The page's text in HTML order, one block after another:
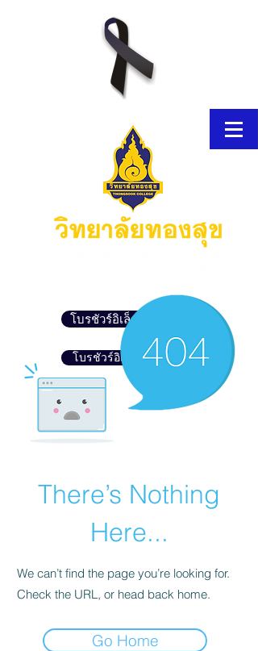
โบรชัวร์อิเล็กทรอนิกส์
โบรชัวร์อิเล็กทรอนิกส์
There’s Nothing
Here...
We can’t find the page you’re looking for.
Check the URL, or head back home.
Go Home